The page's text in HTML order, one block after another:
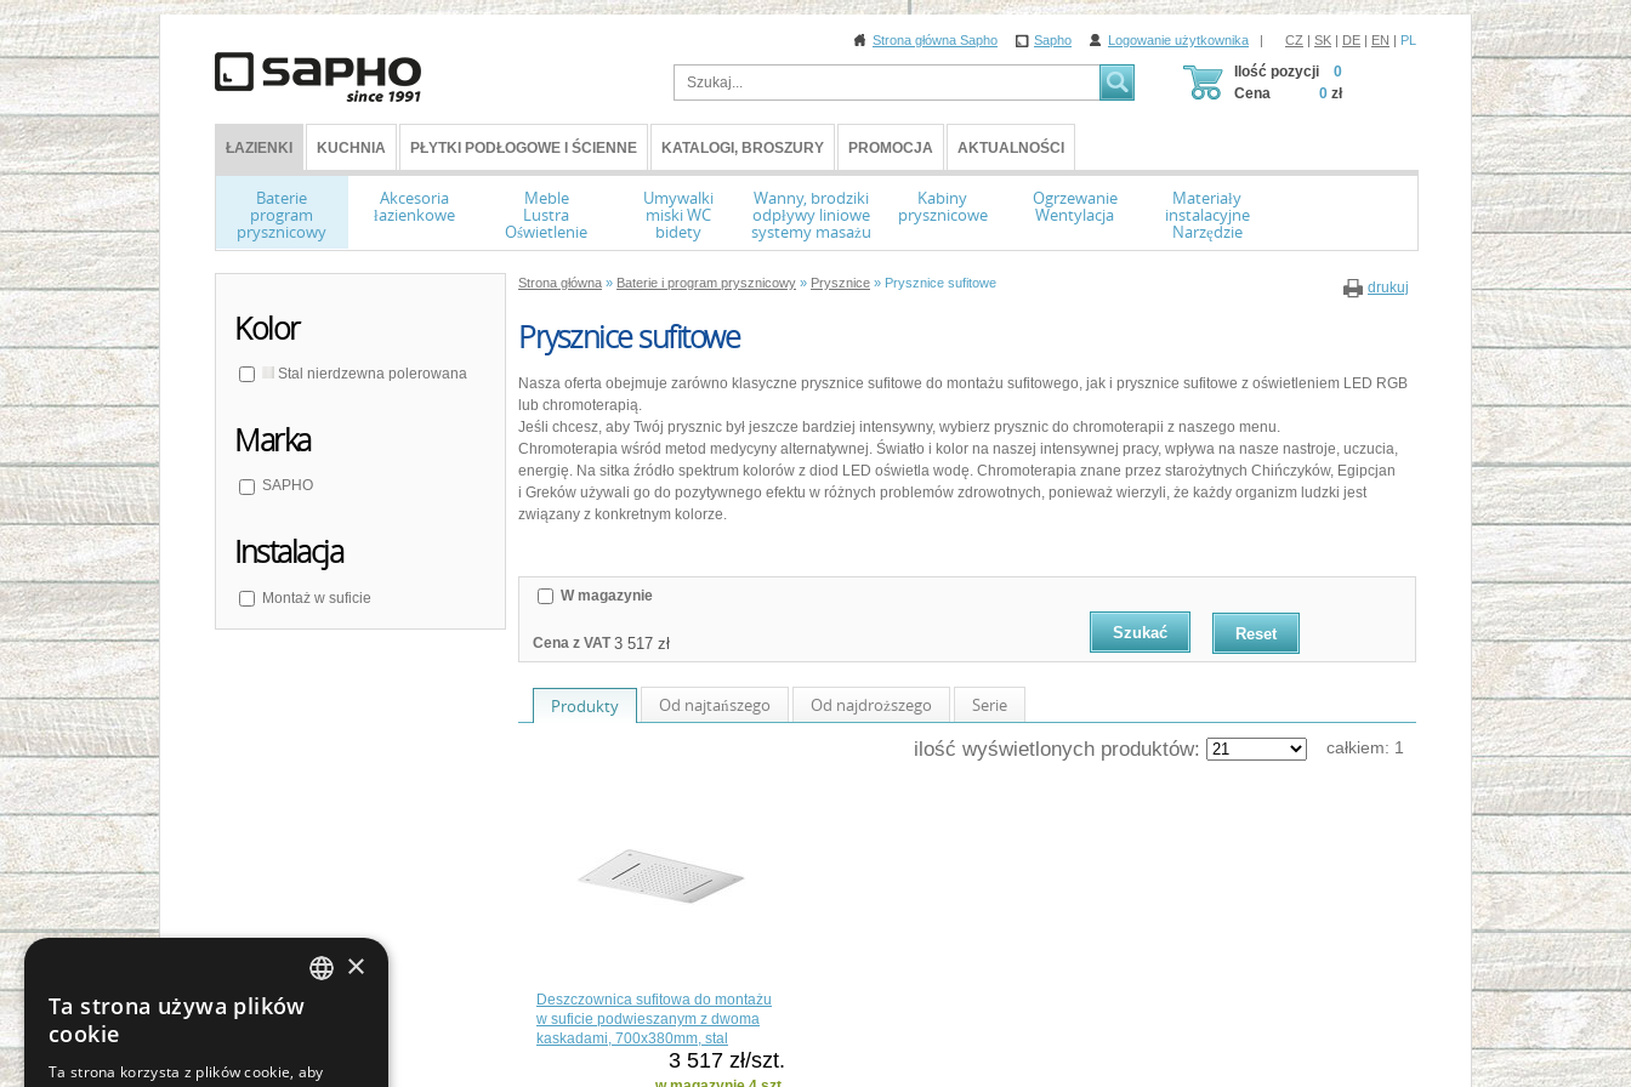
Strona główna Sapho Sapho Logowanie użytkownika | CZ | SK | DE | EN | PL
Ilość pozycji
Cena
0
0 zł
ŁAZIENKI KUCHNIA PŁYTKI PODŁOGOWE I ŚCIENNE KATALOGI, BROSZURY PROMOCJA AKTUALNOŚCI
Baterie
program
prysznicowy
Akcesoria
łazienkowe
Meble
Lustra
Oświetlenie
Umywalki
miski WC
bidety
Wanny, brodziki
odpływy liniowe
systemy masażu
Kabiny
prysznicowe
Ogrzewanie
Wentylacja
Materiały
instalacyjne
Narzędzie
drukuj
Strona główna » Baterie i program prysznicowy » Prysznice » Prysznice sufitowe
Prysznice sufitowe
Nasza oferta obejmuje zarówno klasyczne prysznice sufitowe do montażu sufitowego, jak i prysznice sufitowe z oświetleniem LED RGB
lub chromoterapią.
Jeśli chcesz, aby Twój prysznic był jeszcze bardziej intensywny, wybierz prysznic do chromoterapii z naszego menu.
Chromoterapia wśród metod medycyny alternatywnej. Światło i kolor na naszej intensywnej pracy, wpływa na nasze nastroje, uczucia,
energię. Na sitka źródło spektrum kolorów z diod LED oświetla wodę. Chromoterapia znane przez starożytnych Chińczyków, Egipcjan
i Greków używali go do pozytywnego efektu w różnych problemów zdrowotnych, ponieważ wierzyli, że każdy organizm ludzki jest
związany z konkretnym kolorze.
Kolor
Stal nierdzewna polerowana
Marka
SAPHO
Instalacja
Montaż w suficie W magazynie
Cena z VAT Reset
Produkty Od najtańszego Od najdroższego Serie
ilość wyświetlonych produktów: całkiem: 1
Deszczownica sufitowa do montażu
w suficie podwieszanym z dwoma
kaskadami, 700x380mm, stal
3 517 zł/szt.
×
Ta strona używa plików
cookie
Ta strona korzysta z plików cookie, aby